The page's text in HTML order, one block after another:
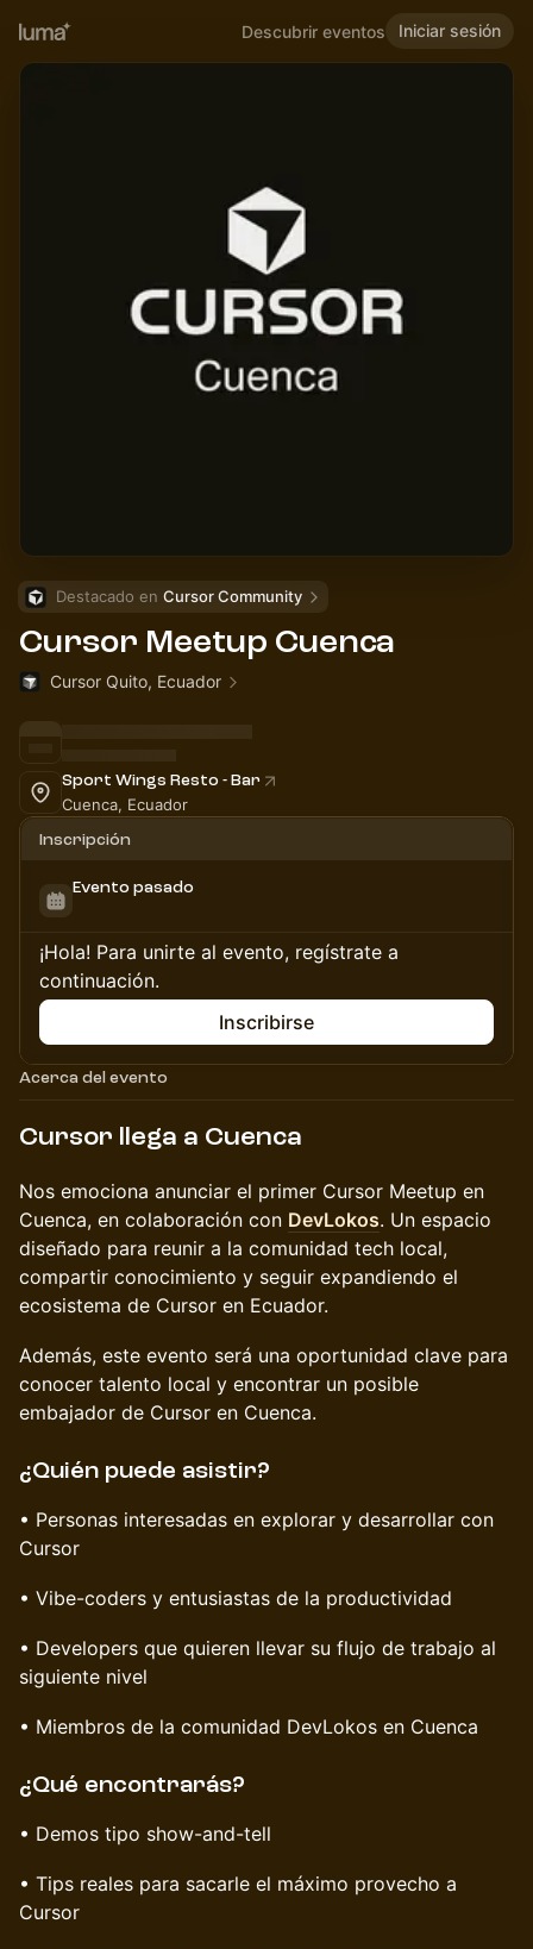
Descubrir eventos Iniciar sesión
Destacado en Cursor Community
Cursor Meetup Cuenca
Cursor Quito, Ecuador
Sport Wings Resto - Bar
Cuenca, Ecuador
Inscripción
Evento pasado
¡Hola! Para unirte al evento, regístrate a
continuación.
Inscribirse
Acerca del evento
Cursor llega a Cuenca
Nos emociona anunciar el primer Cursor Meetup en
Cuenca, en colaboración con DevLokos. Un espacio
diseñado para reunir a la comunidad tech local,
compartir conocimiento y seguir expandiendo el
ecosistema de Cursor en Ecuador.
Además, este evento será una oportunidad clave para
conocer talento local y encontrar un posible
embajador de Cursor en Cuenca.
¿Quién puede asistir?
• Personas interesadas en explorar y desarrollar con
Cursor
• Vibe-coders y entusiastas de la productividad
• Developers que quieren llevar su flujo de trabajo al
siguiente nivel
• Miembros de la comunidad DevLokos en Cuenca
¿Qué encontrarás?
• Demos tipo show-and-tell
• Tips reales para sacarle el máximo provecho a
Cursor